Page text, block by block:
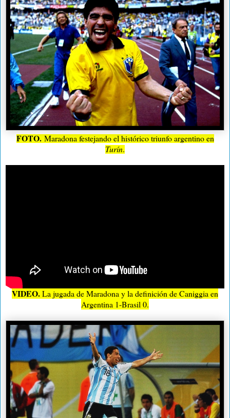
FOTO.Maradona festejando el histórico triunfo argentino en
Turín.
VIDEO.La jugada de Maradona y la definición de Caniggia en
Argentina 1-Brasil 0.